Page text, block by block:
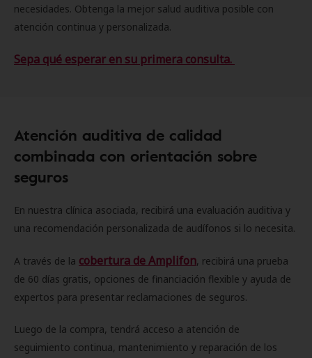
necesidades. Obtenga la mejor salud auditiva posible con
atención continua y personalizada.
Sepa qué esperar en su primera consulta.
Atención auditiva de calidad
combinada con orientación sobre
seguros
En nuestra clínica asociada, recibirá una evaluación auditiva y
una recomendación personalizada de audífonos si lo necesita.
A través de la cobertura de Amplifon, recibirá una prueba
de 60 días gratis, opciones de financiación flexible y ayuda de
expertos para presentar reclamaciones de seguros.
Luego de la compra, tendrá acceso a atención de
seguimiento continua, mantenimiento y reparación de los